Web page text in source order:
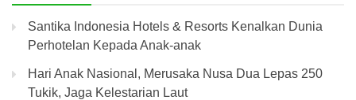
Santika Indonesia Hotels & Resorts Kenalkan Dunia
Perhotelan Kepada Anak-anak
Hari Anak Nasional, Merusaka Nusa Dua Lepas 250
Tukik, Jaga Kelestarian Laut